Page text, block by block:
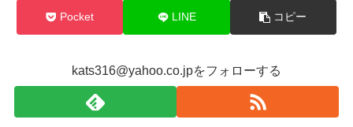
Pocket LINE コピー
kats316@yahoo.co.jpをフォローする